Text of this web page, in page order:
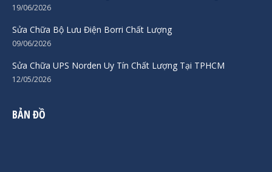
19/06/2026
Sửa Chữa Bộ Lưu Điện Borri Chất Lượng
09/06/2026
Sửa Chữa UPS Norden Uy Tín Chất Lượng Tại TPHCM
12/05/2026
BẢN ĐỒ